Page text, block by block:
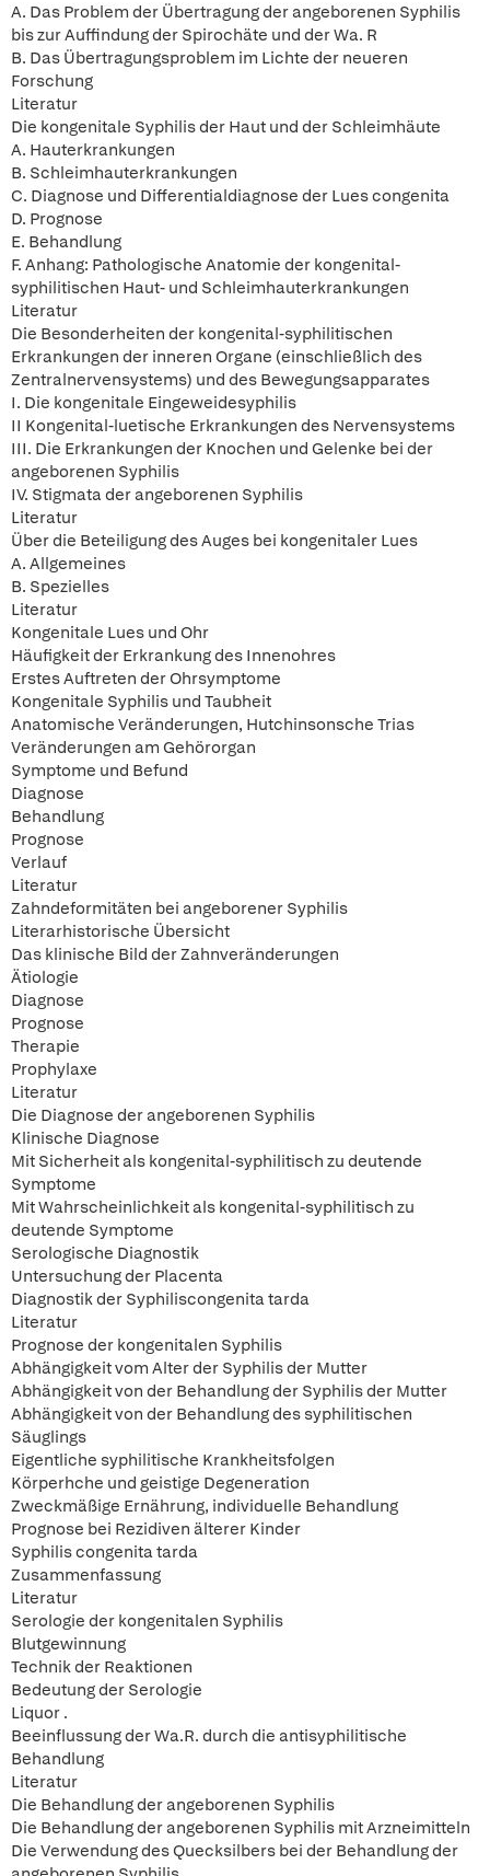
A. Das Problem der Übertragung der angeborenen Syphilis
bis zur Auffindung der Spirochäte und der Wa. R
B. Das Übertragungsproblem im Lichte der neueren
Forschung
Literatur
Die kongenitale Syphilis der Haut und der Schleimhäute
A. Hauterkrankungen
B. Schleimhauterkrankungen
C. Diagnose und Differentialdiagnose der Lues congenita
D. Prognose
E. Behandlung
F. Anhang: Pathologische Anatomie der kongenital-
syphilitischen Haut- und Schleimhauterkrankungen
Literatur
Die Besonderheiten der kongenital-syphilitischen
Erkrankungen der inneren Organe (einschließlich des
Zentralnervensystems) und des Bewegungsapparates
I. Die kongenitale Eingeweidesyphilis
II Kongenital-luetische Erkrankungen des Nervensystems
III. Die Erkrankungen der Knochen und Gelenke bei der
angeborenen Syphilis
IV. Stigmata der angeborenen Syphilis
Literatur
Über die Beteiligung des Auges bei kongenitaler Lues
A. Allgemeines
B. Spezielles
Literatur
Kongenitale Lues und Ohr
Häufigkeit der Erkrankung des Innenohres
Erstes Auftreten der Ohrsymptome
Kongenitale Syphilis und Taubheit
Anatomische Veränderungen, Hutchinsonsche Trias
Veränderungen am Gehörorgan
Symptome und Befund
Diagnose
Behandlung
Prognose
Verlauf
Literatur
Zahndeformitäten bei angeborener Syphilis
Literarhistorische Übersicht
Das klinische Bild der Zahnveränderungen
Ätiologie
Diagnose
Prognose
Therapie
Prophylaxe
Literatur
Die Diagnose der angeborenen Syphilis
Klinische Diagnose
Mit Sicherheit als kongenital-syphilitisch zu deutende
Symptome
Mit Wahrscheinlichkeit als kongenital-syphilitisch zu
deutende Symptome
Serologische Diagnostik
Untersuchung der Placenta
Diagnostik der Syphiliscongenita tarda
Literatur
Prognose der kongenitalen Syphilis
Abhängigkeit vom Alter der Syphilis der Mutter
Abhängigkeit von der Behandlung der Syphilis der Mutter
Abhängigkeit von der Behandlung des syphilitischen
Säuglings
Eigentliche syphilitische Krankheitsfolgen
Körperhche und geistige Degeneration
Zweckmäßige Ernährung, individuelle Behandlung
Prognose bei Rezidiven älterer Kinder
Syphilis congenita tarda
Zusammenfassung
Literatur
Serologie der kongenitalen Syphilis
Blutgewinnung
Technik der Reaktionen
Bedeutung der Serologie
Liquor .
Beeinflussung der Wa.R. durch die antisyphilitische
Behandlung
Literatur
Die Behandlung der angeborenen Syphilis
Die Behandlung der angeborenen Syphilis mit Arzneimitteln
Die Verwendung des Quecksilbers bei der Behandlung der